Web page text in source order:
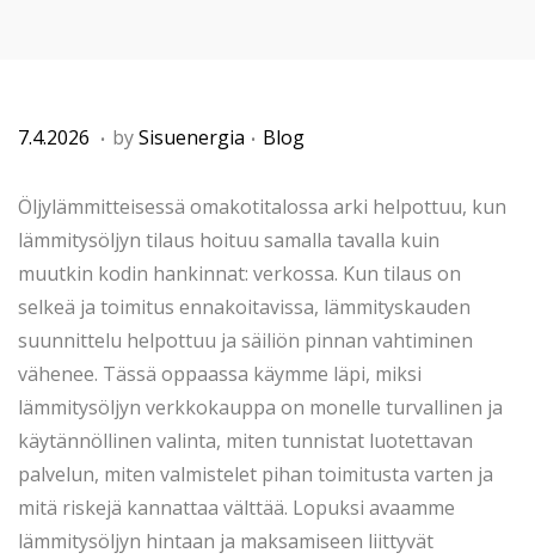
P
s
t
e
d
o
n
7.4.2026 8
5
.
2
0
2
6
. bySisuenergia . P
s
t
e
d
i
n
Blog
Öljylämmitteisessä omakotitalossa arki helpottuu, kun
lämmitysöljyn tilaus hoituu samalla tavalla kuin
muutkin kodin hankinnat: verkossa. Kun tilaus on
selkeä ja toimitus ennakoitavissa, lämmityskauden
suunnittelu helpottuu ja säiliön pinnan vahtiminen
vähenee. Tässä oppaassa käymme läpi, miksi
lämmitysöljyn verkkokauppa on monelle turvallinen ja
käytännöllinen valinta, miten tunnistat luotettavan
palvelun, miten valmistelet pihan toimitusta varten ja
mitä riskejä kannattaa välttää. Lopuksi avaamme
lämmitysöljyn hintaan ja maksamiseen liittyvät